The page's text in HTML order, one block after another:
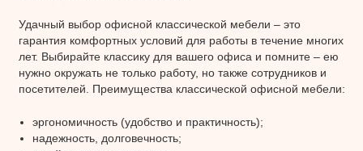
Удачный выбор офисной классической мебели – это
гарантия комфортных условий для работы в течение многих
лет. Выбирайте классику для вашего офиса и помните – ею
нужно окружать не только работу, но также сотрудников и
посетителей. Преимущества классической офисной мебели:
эргономичность (удобство и практичность);
надежность, долговечность;